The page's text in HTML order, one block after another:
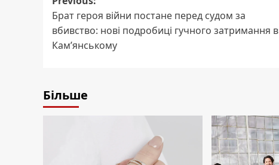
navigation
Брат героя війни постане перед судом за
вбивство: нові подробиці гучного затримання в
Камʼянському
Більше